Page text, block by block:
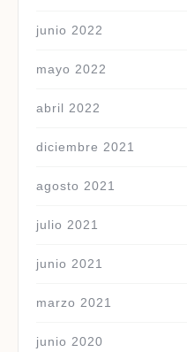
junio 2022
mayo 2022
abril 2022
diciembre 2021
agosto 2021
julio 2021
junio 2021
marzo 2021
junio 2020